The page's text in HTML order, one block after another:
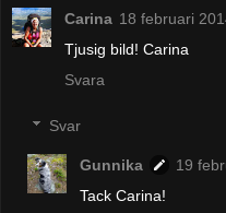
Carina 18 februari
Tjusig bild! Carina
Svara
Svar
Gunnika
19
Tack Carina!